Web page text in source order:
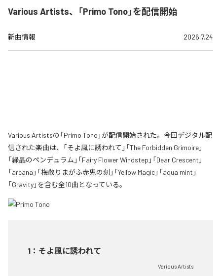
Various Artists、「Primo Tono」を配信開始
新曲情報 2026.7.24
Various Artistsの「Primo Tono」が配信開始された。今回デジタル配
信された楽曲は、「そよ風に誘われて」「The Forbidden Grimoire」
「緑晶のペンデュラム」「Fairy Flower Windstep」「Dear Crescent」
「arcana」「梅散りまがふ赤鬼の刻」「Yellow Magic」「aqua mint」
「Gravity」を含む全10曲となっている。
1 ： そよ風に誘われて
Various Artists